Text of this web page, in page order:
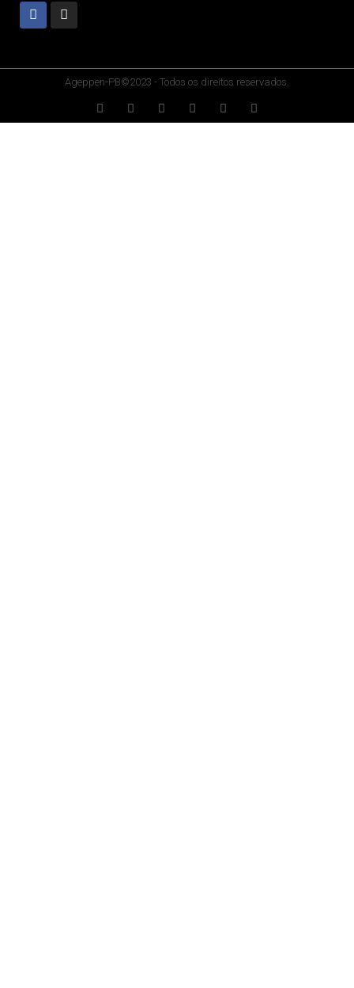
Ageppen-PB©2023 - Todos os direitos reservados.